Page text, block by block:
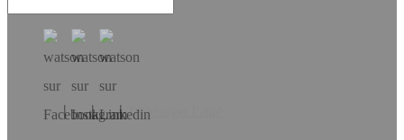
Téléchargez l’app!